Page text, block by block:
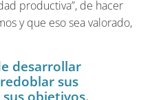
productiva”, de hacer
y que eso sea valorado,
desarrollar
sus